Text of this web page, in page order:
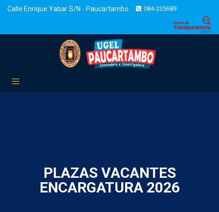
Calle Enrique Yabar S/N - Paucartambo 084-235689
PLAZAS VACANTES
ENCARGATURA 2026